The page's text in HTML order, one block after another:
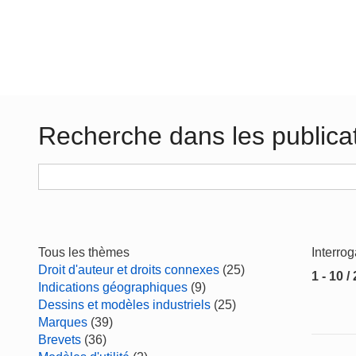
Recherche dans les
Tous les thèmes
Droit d'auteur et droits connexes (25)
Indications géographiques (9)
Dessins et modèles industriels (25)
Marques (39)
Brevets (36)
1 - 10 /